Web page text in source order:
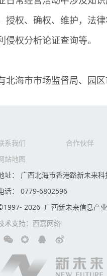
授权、确权、维护，法
权分析论证查询等。
海市市场监督局、园区
系我们
合作伙伴
站地图
址： 广西北海市香港路新未来科
话： 0779-6802596
2026 广西新未来信息产
术支持： 西嘉网络